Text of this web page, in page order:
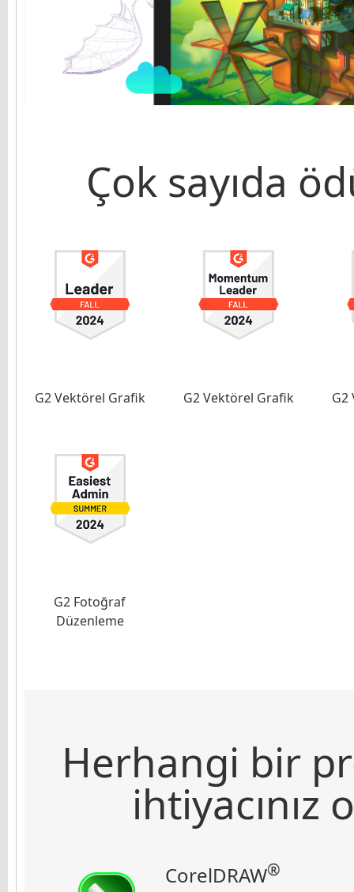
Çok sayıda
G2 Vektörel Grafik G2 Vektörel Grafik G2
G2 Fotoğraf
Düzenleme
Herhangi bir
CorelDRAW®